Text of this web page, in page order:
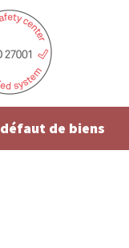
de biens